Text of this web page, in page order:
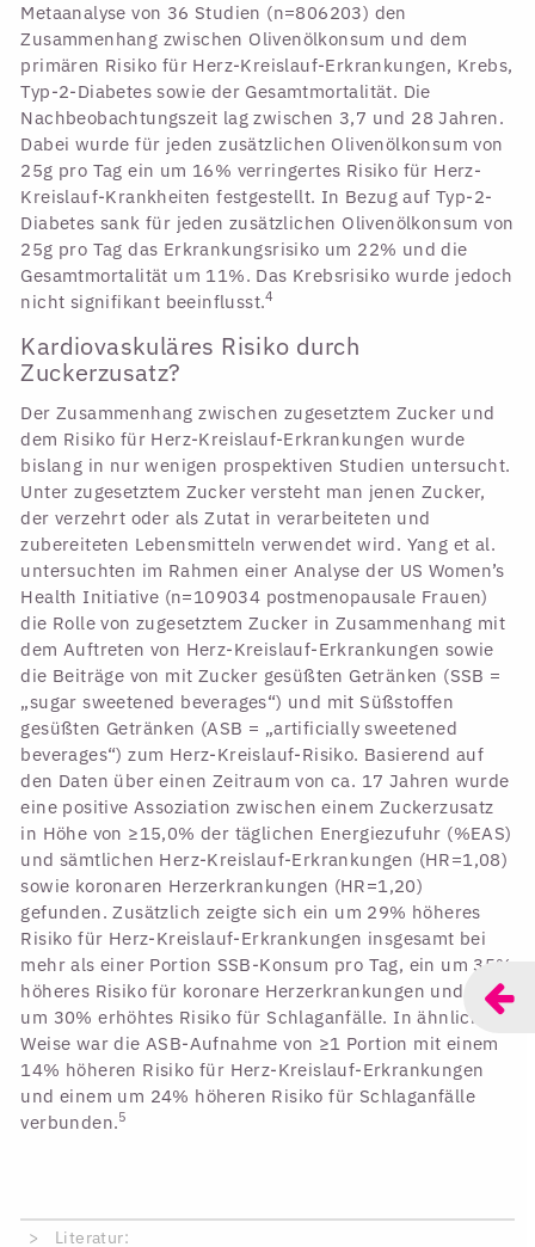
Metaanalyse von 36 Studien (n=806203) den
Zusammenhang zwischen Olivenölkonsum und dem
primären Risiko für Herz-Kreislauf-Erkrankungen, Krebs,
Typ-2-Diabetes sowie der Gesamtmortalität. Die
Nachbeobachtungszeit lag zwischen 3,7 und 28 Jahren.
Dabei wurde für jeden zusätzlichen Olivenölkonsum von
25g pro Tag ein um 16% verringertes Risiko für Herz-
Kreislauf-Krankheiten festgestellt. In Bezug auf Typ-2-
Diabetes sank für jeden zusätzlichen Olivenölkonsum von
25g pro Tag das Erkrankungsrisiko um 22% und die
Gesamtmortalität um 11%. Das Krebsrisiko wurde jedoch
nicht signifikant beeinflusst.4
Kardiovaskuläres Risiko durch
Zuckerzusatz?
Der Zusammenhang zwischen zugesetztem Zucker und
dem Risiko für Herz-Kreislauf-Erkrankungen wurde
bislang in nur wenigen prospektiven Studien untersucht.
Unter zugesetztem Zucker versteht man jenen Zucker,
der verzehrt oder als Zutat in verarbeiteten und
zubereiteten Lebensmitteln verwendet wird. Yang et al.
untersuchten im Rahmen einer Analyse der US Women’s
Health Initiative (n=109034 postmenopausale Frauen)
die Rolle von zugesetztem Zucker in Zusammenhang mit
dem Auftreten von Herz-Kreislauf-Erkrankungen sowie
die Beiträge von mit Zucker gesüßten Getränken (SSB =
„sugar sweetened beverages“) und mit Süßstoffen
gesüßten Getränken (ASB = „artificially sweetened
beverages“) zum Herz-Kreislauf-Risiko. Basierend auf
den Daten über einen Zeitraum von ca. 17 Jahren wurde
eine positive Assoziation zwischen einem Zuckerzusatz
in Höhe von ≥15,0% der täglichen Energiezufuhr (%EAS)
und sämtlichen Herz-Kreislauf-Erkrankungen (HR=1,08)
sowie koronaren Herzerkrankungen (HR=1,20)
gefunden. Zusätzlich zeigte sich ein um 29% höheres
Risiko für Herz-Kreislauf-Erkrankungen insgesamt bei
mehr als einer Portion SSB-Konsum pro Tag, ein um 35%
höheres Risiko für koronare Herzerkrankungen und ein
um 30% erhöhtes Risiko für Schlaganfälle. In ähnlicher
Weise war die ASB-Aufnahme von ≥1 Portion mit einem
14% höheren Risiko für Herz-Kreislauf-Erkrankungen
und einem um 24% höheren Risiko für Schlaganfälle
verbunden.5
Literatur: